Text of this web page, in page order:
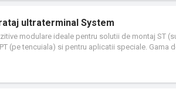
ultraterminal System
modulare ideale pentru solutii de montaj ST
(pe tencuiala) si pentru aplicatii speciale.
elemente de protectie, indicatoare, conectori